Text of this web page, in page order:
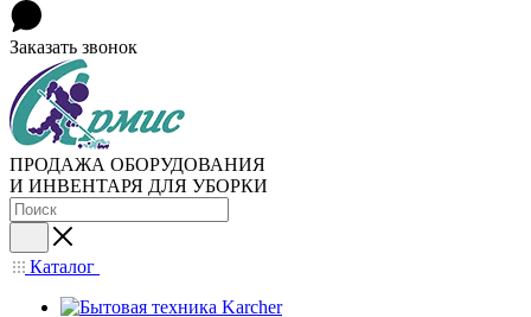
Заказать звонок
ПРОДАЖА ОБОРУДОВАНИЯ
И ИНВЕНТАРЯ ДЛЯ УБОРКИ
Каталог